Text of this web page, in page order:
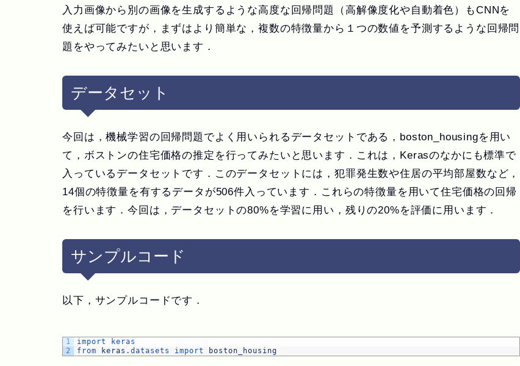
入力画像から別の画像を生成するような高度な回帰問題（高解像度化や自動着色）もCNNを
使えば可能ですが，まずはより簡単な，複数の特徴量から１つの数値を予測するような回帰問
題をやってみたいと思います．
データセット
今回は，機械学習の回帰問題でよく用いられるデータセットである， boston_housingを用い
て，ボストンの住宅価格の推定を行ってみたいと思います．これは，Kerasのなかにも標準で
入っているデータセットです．このデータセットには，犯罪発生数や住居の平均部屋数など，
14個の特徴量を有するデータが506件入っています．これらの特徴量を用いて住宅価格の回帰
を行います．今回は，データセットの80%を学習に用い，残りの20%を評価に用います．
サンプルコード
以下，サンプルコードです．
1
2
import
keras
from
keras . datasets import boston_housing